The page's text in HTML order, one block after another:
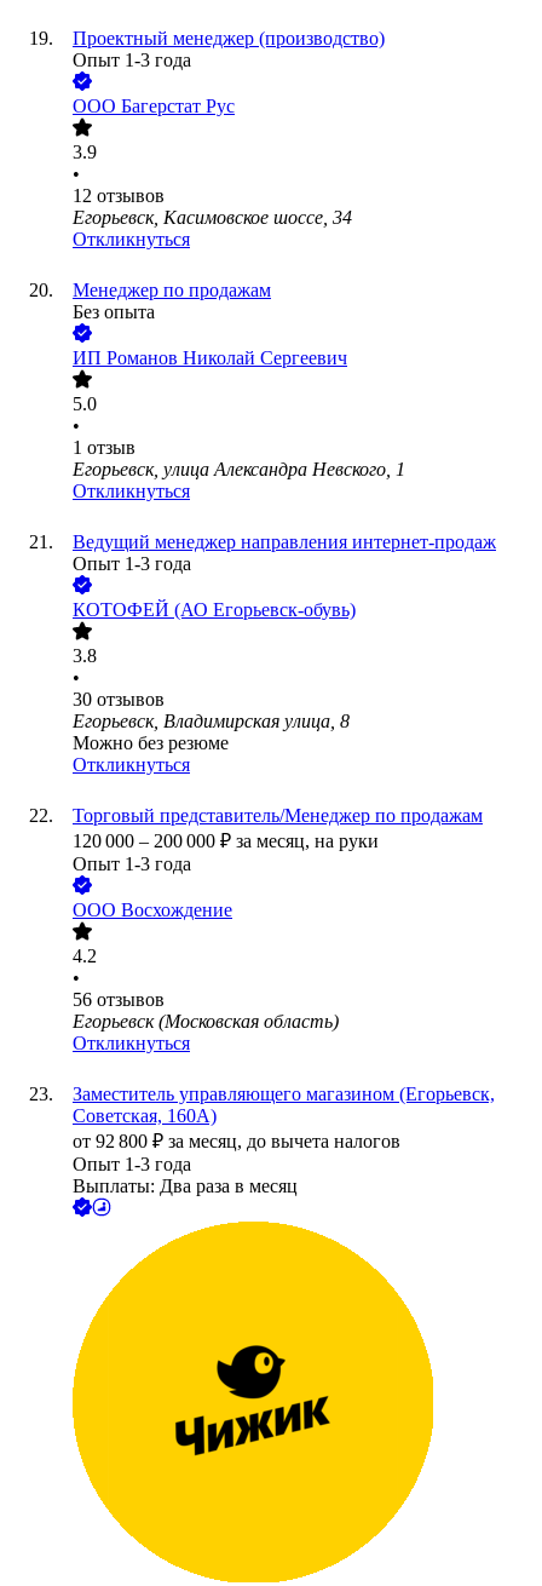
Проектный менеджер (производство)
Опыт 1-3 года
ООО Багерстат Рус
3.9
•
12 отзывов
Егорьевск, Касимовское шоссе, 34
Откликнуться
Менеджер по продажам
Без опыта
ИП Романов Николай Сергеевич
5.0
•
1 отзыв
Егорьевск, улица Александра Невского, 1
Откликнуться
Ведущий менеджер направления интернет-продаж
Опыт 1-3 года
КОТОФЕЙ (АО Егорьевск-обувь)
3.8
•
30 отзывов
Егорьевск, Владимирская улица, 8
Можно без резюме
Откликнуться
Торговый представитель/Менеджер по продажам
120 000 – 200 000 ₽ за месяц, на руки
Опыт 1-3 года
ООО Восхождение
4.2
•
56 отзывов
Егорьевск (Московская область)
Откликнуться
Заместитель управляющего магазином (Егорьевск,
Советская, 160А)
от 92 800 ₽ за месяц, до вычета налогов
Опыт 1-3 года
Выплаты: Два раза в месяц